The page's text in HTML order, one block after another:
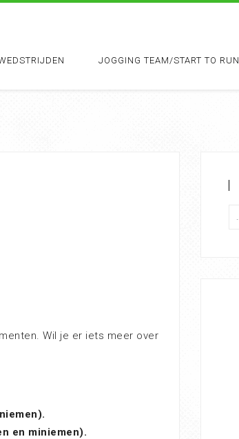
JOGGING TEAM/START TO RUN
Wil je er iets meer over
en miniemen).